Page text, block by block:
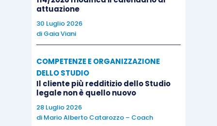
attuazione
30 Luglio 2026
di Gaia Viani
COMPETENZE E ORGANIZZAZIONE
DELLO STUDIO
Il cliente più redditizio dello Studio
legale non è quello nuovo
28 Luglio 2026
di Mario Alberto Catarozzo – Coach